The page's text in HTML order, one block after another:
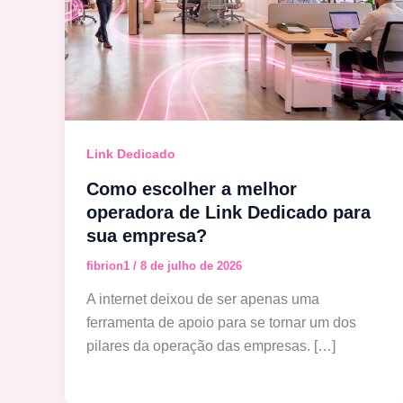
Link Dedicado
Como escolher a melhor
operadora de Link Dedicado para
sua empresa?
fibrion1 / 8 de julho de 2026
A internet deixou de ser apenas uma
ferramenta de apoio para se tornar um dos
pilares da operação das empresas. […]